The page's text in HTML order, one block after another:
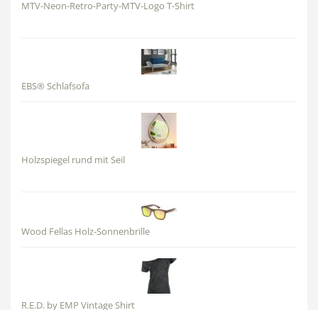
MTV-Neon-Retro-Party-MTV-Logo T-Shirt
EBS® Schlafsofa
Holzspiegel rund mit Seil
Wood Fellas Holz-Sonnenbrille
R.E.D. by EMP Vintage Shirt